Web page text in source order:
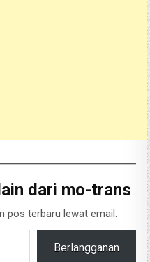
dari mo-trans
pos terbaru lewat email.
Berlangganan